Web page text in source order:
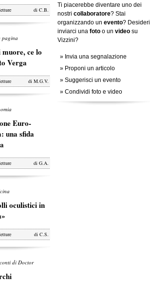
di C.B.
pagina
ce lo
Verga
di M.G.V.
Euro-
una sfida
di G.A.
oculistici in
di C.S.
di Doctor
Ti piacerebbe diventare uno dei
nostri collaboratore? Stai
organizzando un evento? Desideri
inviarci una foto o un video su
Vizzini?
» Invia una segnalazione
» Proponi un articolo
» Suggerisci un evento
» Condividi foto e video